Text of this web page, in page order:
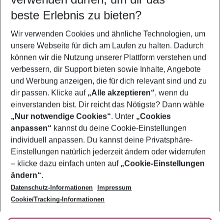
5-8 Nächte
2 Erwachsene Keine Kinder
Mehr Filter anzeigen
Footer
Footer navigation
Über uns
AGB
Bestpreisgarantie
Cookie-Einstellungen ändern
Cookie-Richtlinie
Agenturbetreuung
Barrierefreies Reisen
Folge uns
beste Erlebnis zu bieten?
Wir verwenden Cookies und ähnliche Technologien, um
unsere Webseite für dich am Laufen zu halten. Dadurch
können wir die Nutzung unserer Plattform verstehen und
verbessern, dir Support bieten sowie Inhalte, Angebote
und Werbung anzeigen, die für dich relevant sind und zu
dir passen. Klicke auf „Alle akzeptieren“, wenn du
einverstanden bist. Dir reicht das Nötigste? Dann wähle
„Nur notwendige Cookies“. Unter „Cookies
anpassen“ kannst du deine Cookie-Einstellungen
individuell anpassen. Du kannst deine Privatsphäre-
Einstellungen natürlich jederzeit ändern oder widerrufen
– klicke dazu einfach unten auf „Cookie-Einstellungen
ändern“.
Datenschutz-Informationen
Impressum
Cookie/Tracking-Informationen